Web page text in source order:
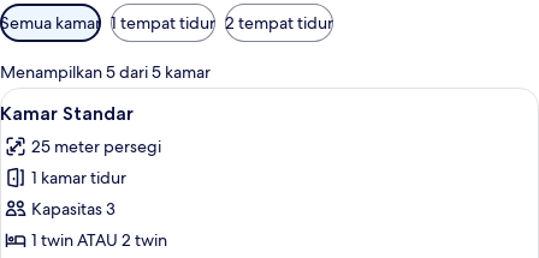
Filter
tersedia
untuk
kamar
Semua kamar 1 tempat tidur 2 tempat tidur
Menampilkan 5 dari 5 kamar
Lihat
semua
foto
untuk
Kamar
Standar
Kamar Standar | Seprai premium,
1
Kamar Standar
25 meter persegi
1 kamar tidur
Kapasitas 3
1 twin ATAU 2 twin